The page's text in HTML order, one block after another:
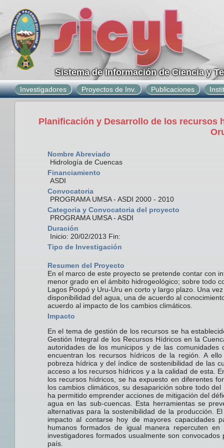
Sistema de Información de Ciencia y
Investigadores Proyectos de Inv. Publicaciones
Planificación y Desarrollo de los recursos
Nombre Abreviado
Hidrología de Cuencas
Financiamiento
ASDI
Convocatoria
PROGRAMA UMSA - ASDI 2000 - 2010
Categoria y Convocatoria del proyecto
PROGRAMA UMSA - ASDI
Duración
Inicio: 20/02/2013 Fin:
Tipo de Investigación
Resumen del Proyecto
En el marco de este proyecto se pretende contar con
menor grado en el ámbito hidrogeológico; sobre todo
Lagos Poopó y Uru-Uru en corto y largo plazo. Una
disponibilidad del agua, una de acuerdo al
acuerdo al impacto de los cambios climáticos.
Impacto
En el tema de gestión de los recursos se ha
Gestión Integral de los Recursos Hídricos en la
autoridades de los municipos y de las
encuentran los recursos hídricos de la región. A
pobreza hídrica y del índice de sostenibilidad de las
acceso a los recursos hídricos y a la calidad de esta.
los recursos hídricos, se ha expuesto en diferentes
los cambios climáticos, su desaparición sobre todo
ha permitido emprender acciones de mitigación del
agua en las sub-cuencas. Esta herramientas se
alternativas para la sostenibilidad de la producción.
impacto al contarse hoy de mayores capacidades
humanos formados de igual manera repercuten
investigadores formados usualmente son
país.